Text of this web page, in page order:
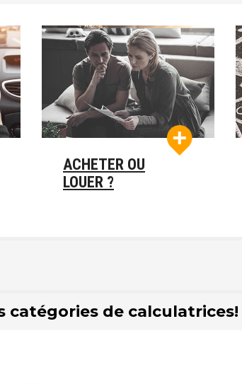
ACHETER OU
LOUER ?
catégories de calculatrices!